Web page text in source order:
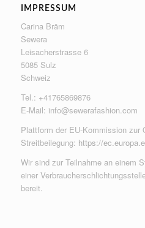
IMPRESSUM
Carina Bräm
Sewera
Leisacherstrasse 6
5085 Sulz
Schweiz
Tel.: +41765869876
E-Mail: info@sewerafashion.com
Plattform der EU-Kommission zur
Streitbeilegung: https://
Wir sind zur Teilnahme an einem
einer
bereit.